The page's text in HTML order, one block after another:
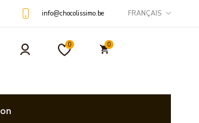
info@chocolissimo.be FRANÇAIS
0 0